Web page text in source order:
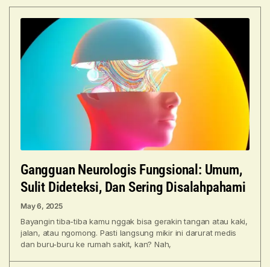
Gangguan Neurologis Fungsional: Umum,
Sulit Dideteksi, Dan Sering Disalahpahami
May 6, 2025
Bayangin tiba-tiba kamu nggak bisa gerakin tangan atau kaki,
jalan, atau ngomong. Pasti langsung mikir ini darurat medis
dan buru-buru ke rumah sakit, kan? Nah,